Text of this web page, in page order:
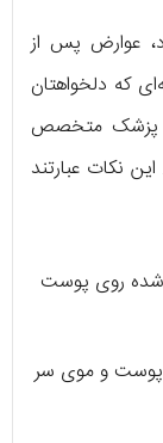
عوارض پس از
که دلخواهتان
پزشک متخصص
نکات عبارتند
شده روی پوست
پوست و موی سر